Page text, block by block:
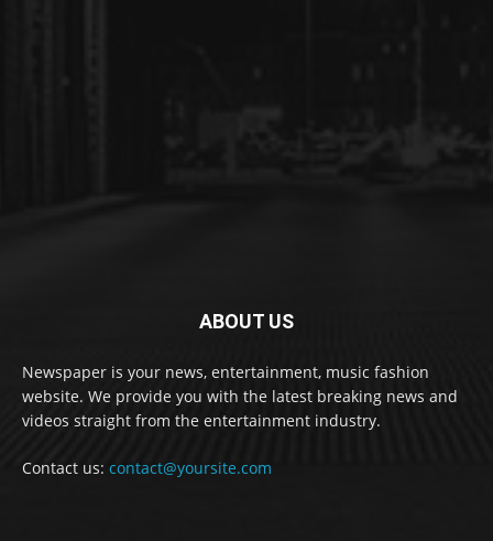
ABOUT US
Newspaper is your news, entertainment, music fashion
website. We provide you with the latest breaking news and
videos straight from the entertainment industry.
Contact us: contact@yoursite.com